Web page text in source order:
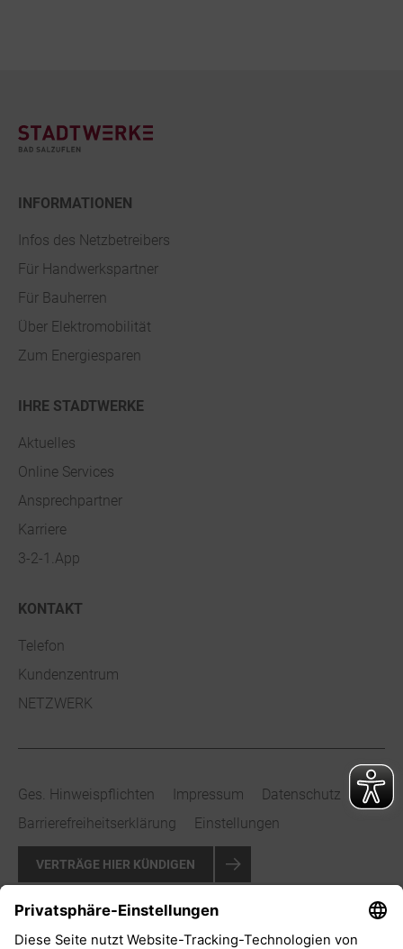
INFORMATIONEN
Infos des Netzbetreibers
Für Handwerkspartner
Für Bauherren
Über Elektromobilität
Zum Energiesparen
IHRE STADTWERKE
Aktuelles
Online Services
Ansprechpartner
Karriere
3-2-1.App
KONTAKT
Telefon
Kundenzentrum
NETZWERK
Ges. Hinweispflichten Impressum
Datenschutz
Barrierefreiheitserklärung
Einstellungen
VERTRÄGE HIER KÜNDIGEN
VERTRAG WIDERRUFEN